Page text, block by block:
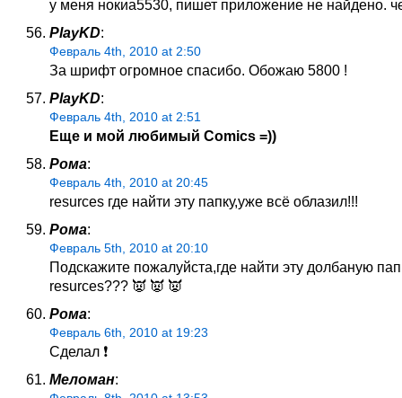
у меня нокиа5530, пишет приложение не найдено.
PlayKD:
Февраль 4th, 2010 at 2:50
За шрифт огромное спасибо. Обожаю 5800 !
PlayKD:
Февраль 4th, 2010 at 2:51
Еще и мой любимый Comics =))
Рома:
Февраль 4th, 2010 at 20:45
resurсes где найти эту папку,уже всё облазил!!!
Рома:
Февраль 5th, 2010 at 20:10
Подскажите пожалуйста,где найти эту долбаную
resurсes??? 👿 👿 👿
Рома:
Февраль 6th, 2010 at 19:23
Сделал ❗
Меломан: